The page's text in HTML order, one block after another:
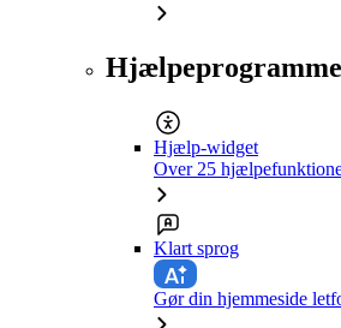
Hjælp-widget
Over 25
Klart sprog
Gør din hjemmeside